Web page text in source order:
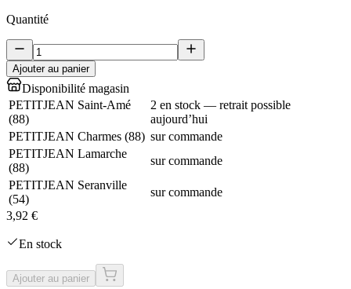
Quantité
Ajouter au panier
Disponibilité magasin
PETITJEAN Saint-Amé
(88)
2 en stock — retrait possible
aujourd’hui
PETITJEAN Charmes (88) sur commande
PETITJEAN Lamarche
(88)
sur commande
PETITJEAN Seranville
(54)
sur commande
3,92 €
En stock
Ajouter au panier